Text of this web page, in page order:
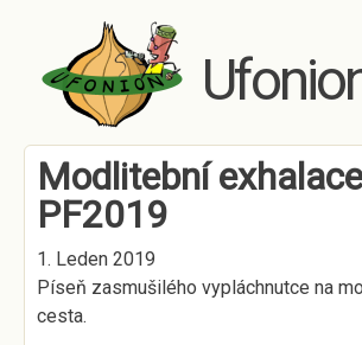
Skip to main content
Modlitební
PF2019
1. Leden 2019
Píseň zasmušilého vypláchnutce na
cesta.